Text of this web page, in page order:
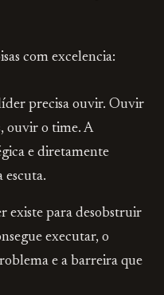
com excelencia:
precisa ouvir. Ouvir
ouvir o time. A
e diretamente
escuta.
existe para desobstruir
executar, o
e a barreira que